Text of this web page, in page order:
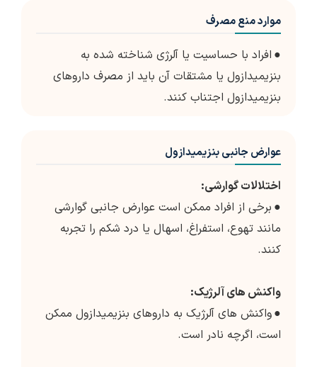
موارد منع مصرف
● افراد با حساسیت یا آلرژی شناخته شده به
بنزیمیدازول یا مشتقات آن باید از مصرف داروهای
بنزیمیدازول اجتناب کنند.
عوارض جانبی بنزیمیدازول
اختلالات گوارشی:
● برخی از افراد ممکن است عوارض جانبی گوارشی
مانند تهوع، استفراغ، اسهال یا درد شکم را تجربه
کنند.
واکنش های آلرژیک:
●واکنش های آلرژیک به داروهای بنزیمیدازول ممکن
است، اگرچه نادر است.